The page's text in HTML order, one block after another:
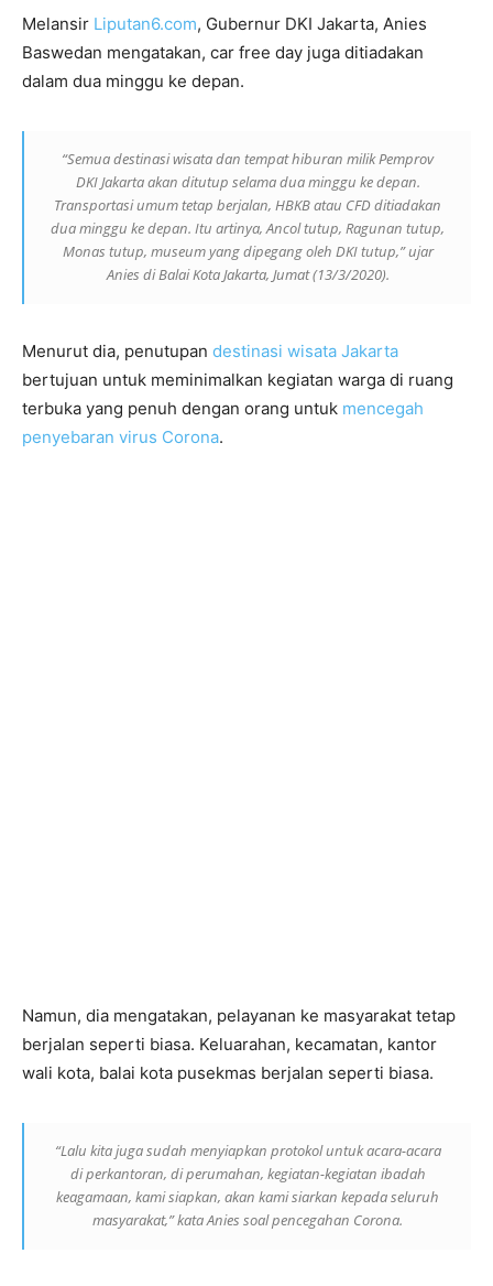
Melansir Liputan6.com, Gubernur DKI Jakarta, Anies
Baswedan mengatakan, car free day juga ditiadakan
dalam dua minggu ke depan.
“Semua destinasi wisata dan tempat hiburan milik Pemprov
DKI Jakarta akan ditutup selama dua minggu ke depan.
Transportasi umum tetap berjalan, HBKB atau CFD ditiadakan
dua minggu ke depan. Itu artinya, Ancol tutup, Ragunan tutup,
Monas tutup, museum yang dipegang oleh DKI tutup,” ujar
Anies di Balai Kota Jakarta, Jumat (13/3/2020).
Menurut dia, penutupan destinasi wisata Jakarta
bertujuan untuk meminimalkan kegiatan warga di ruang
terbuka yang penuh dengan orang untuk mencegah
penyebaran virus Corona.
Namun, dia mengatakan, pelayanan ke masyarakat tetap
berjalan seperti biasa. Keluarahan, kecamatan, kantor
wali kota, balai kota pusekmas berjalan seperti biasa.
“Lalu kita juga sudah menyiapkan protokol untuk acara-acara
di perkantoran, di perumahan, kegiatan-kegiatan ibadah
keagamaan, kami siapkan, akan kami siarkan kepada seluruh
masyarakat,” kata Anies soal pencegahan Corona.